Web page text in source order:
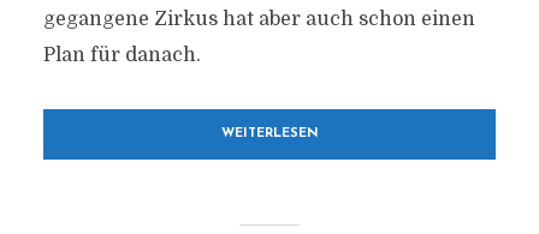
gegangene Zirkus hat aber auch schon einen
Plan für danach.
WEITERLESEN